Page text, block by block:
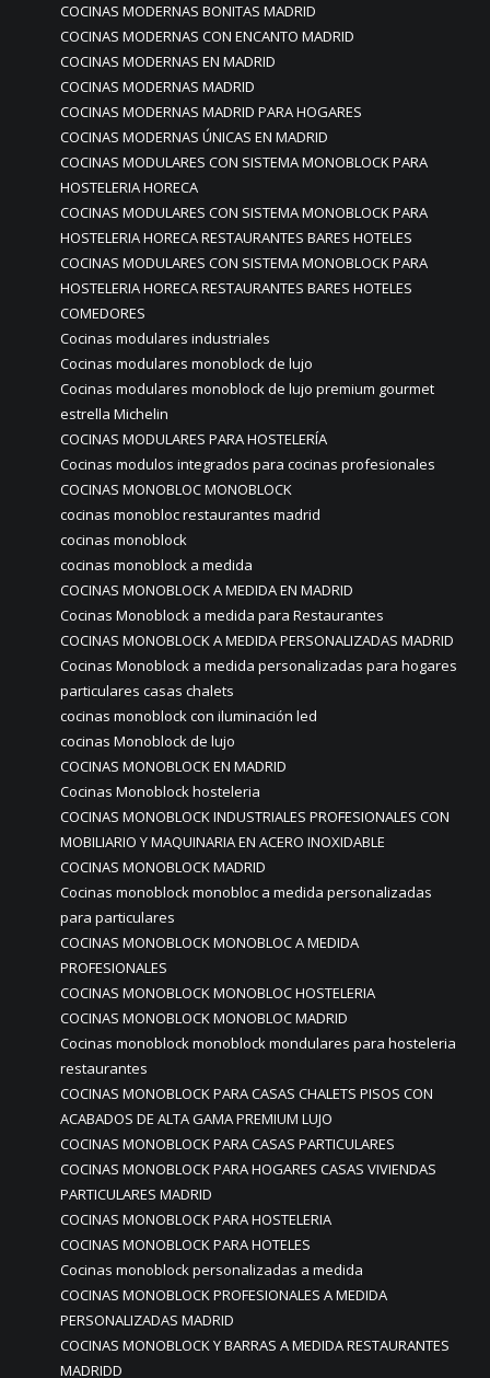
COCINAS MODERNAS BONITAS MADRID
COCINAS MODERNAS CON ENCANTO MADRID
COCINAS MODERNAS EN MADRID
COCINAS MODERNAS MADRID
COCINAS MODERNAS MADRID PARA HOGARES
COCINAS MODERNAS ÚNICAS EN MADRID
COCINAS MODULARES CON SISTEMA MONOBLOCK PARA
HOSTELERIA HORECA
COCINAS MODULARES CON SISTEMA MONOBLOCK PARA
HOSTELERIA HORECA RESTAURANTES BARES HOTELES
COCINAS MODULARES CON SISTEMA MONOBLOCK PARA
HOSTELERIA HORECA RESTAURANTES BARES HOTELES
COMEDORES
Cocinas modulares industriales
Cocinas modulares monoblock de lujo
Cocinas modulares monoblock de lujo premium gourmet
estrella Michelin
COCINAS MODULARES PARA HOSTELERÍA
Cocinas modulos integrados para cocinas profesionales
COCINAS MONOBLOC MONOBLOCK
cocinas monobloc restaurantes madrid
cocinas monoblock
cocinas monoblock a medida
COCINAS MONOBLOCK A MEDIDA EN MADRID
Cocinas Monoblock a medida para Restaurantes
COCINAS MONOBLOCK A MEDIDA PERSONALIZADAS MADRID
Cocinas Monoblock a medida personalizadas para hogares
particulares casas chalets
cocinas monoblock con iluminación led
cocinas Monoblock de lujo
COCINAS MONOBLOCK EN MADRID
Cocinas Monoblock hosteleria
COCINAS MONOBLOCK INDUSTRIALES PROFESIONALES CON
MOBILIARIO Y MAQUINARIA EN ACERO INOXIDABLE
COCINAS MONOBLOCK MADRID
Cocinas monoblock monobloc a medida personalizadas
para particulares
COCINAS MONOBLOCK MONOBLOC A MEDIDA
PROFESIONALES
COCINAS MONOBLOCK MONOBLOC HOSTELERIA
COCINAS MONOBLOCK MONOBLOC MADRID
Cocinas monoblock monoblock mondulares para hosteleria
restaurantes
COCINAS MONOBLOCK PARA CASAS CHALETS PISOS CON
ACABADOS DE ALTA GAMA PREMIUM LUJO
COCINAS MONOBLOCK PARA CASAS PARTICULARES
COCINAS MONOBLOCK PARA HOGARES CASAS VIVIENDAS
PARTICULARES MADRID
COCINAS MONOBLOCK PARA HOSTELERIA
COCINAS MONOBLOCK PARA HOTELES
Cocinas monoblock personalizadas a medida
COCINAS MONOBLOCK PROFESIONALES A MEDIDA
PERSONALIZADAS MADRID
COCINAS MONOBLOCK Y BARRAS A MEDIDA RESTAURANTES
MADRIDD